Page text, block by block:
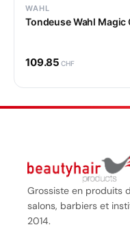
WAHL
Tondeuse Wahl Magic
109.85 CHF
Grossiste en produits
salons, barbiers et
2014.